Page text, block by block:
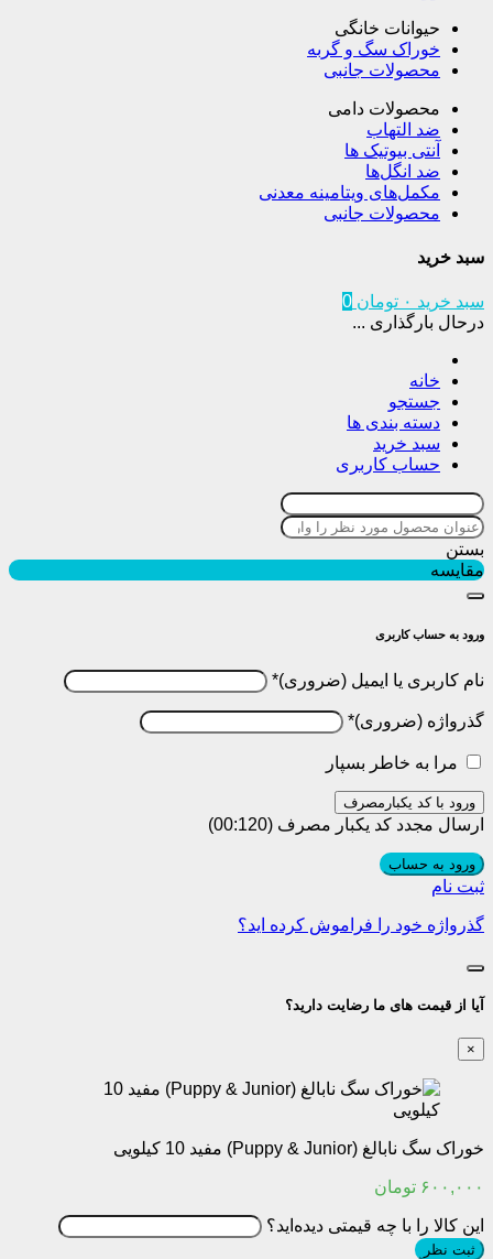
حیوانات خانگی
خوراک سگ و گربه
محصولات جانبی
محصولات دامی
ضد التهاب
آنتی بیوتیک ها
ضد انگل‌ها
مکمل‌های ویتامینه معدنی
محصولات جانبی
سبد خرید
سبد خرید ۰ تومان 0
درحال بارگذاری ...
خانه
جستجو
دسته بندی ها
سبد خرید
حساب کاربری
بستن
مقایسه
ورود به حساب کاربری
نام کاربری یا ایمیل *
گذرواژه *
مرا به خاطر بسپار
ورود با کد یکبارمصرف
ارسال مجدد کد یکبار مصرف (00:
120
)
ورود به حساب
ثبت نام
گذرواژه خود را فراموش کرده اید؟
آیا از قیمت های ما رضایت دارید؟
×
خوراک سگ نابالغ (Puppy & Junior) مفید 10 کیلویی
۶۰۰,۰۰۰ تومان
این کالا را با چه قیمتی دیده‌اید؟
ثبت نظر